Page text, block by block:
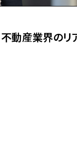
不動産業界のリ